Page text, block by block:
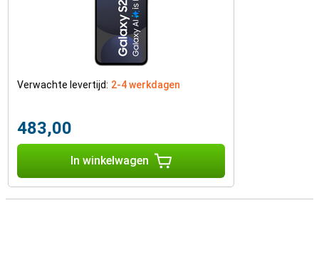
Verwachte levertijd: 2-4 werkdagen
483,00
In winkelwagen